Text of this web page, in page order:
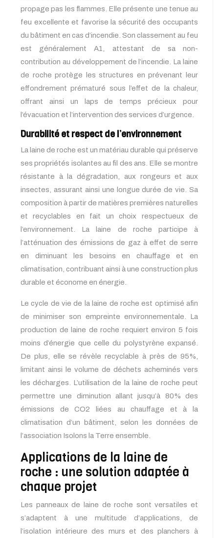
propage pas les flammes. Elle présente une tenue au
feu excellente et favorise la sécurité des occupants
du bâtiment en cas d’incendie. Son classement au feu
est généralement A1, attestant de sa non-
contribution au développement de l’incendie. La laine
de roche protège les structures en prévenant leur
effondrement prématuré sous l’effet de la chaleur,
offrant ainsi un laps de temps précieux pour
l’évacuation et l’intervention des services d’urgence.
Durabilité et respect de l’environnement
La laine de roche est un matériau durable qui préserve
ses propriétés isolantes au fil des ans. Elle se montre
résistante à la dégradation, aux rongeurs et aux
insectes, assurant ainsi une longue durée de vie. Sa
composition à partir de matières premières naturelles
et recyclables en fait un choix respectueux de
l’environnement. La laine de roche participe à
l’atténuation des émissions de gaz à effet de serre
en diminuant les besoins en chauffage et en
climatisation, contribuant ainsi à une construction plus
durable et économe en énergie.
Le cycle de vie de la laine de roche est optimisé afin
de minimiser son empreinte environnementale. La
production de laine de roche requiert environ 5 fois
moins d’énergie que celle du polystyrène expansé.
De plus, elle se révèle recyclable à près de 95%,
limitant ainsi le volume de déchets acheminés vers
les décharges. L’utilisation de la laine de roche peut
permettre une diminution allant jusqu’à 80% des
émissions de CO2 liées au chauffage et à la
climatisation d’un bâtiment, selon les données de
l’association Isolons la Terre ensemble.
Applications de la laine de
roche : une solution adaptée à
chaque projet
Les panneaux de laine de roche sont versatiles et
s’adaptent à une multitude d’applications, de
l’isolation intérieure des murs et des planchers à